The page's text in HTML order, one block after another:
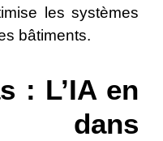
les systèmes
bâtiments.
: L’IA en
dans